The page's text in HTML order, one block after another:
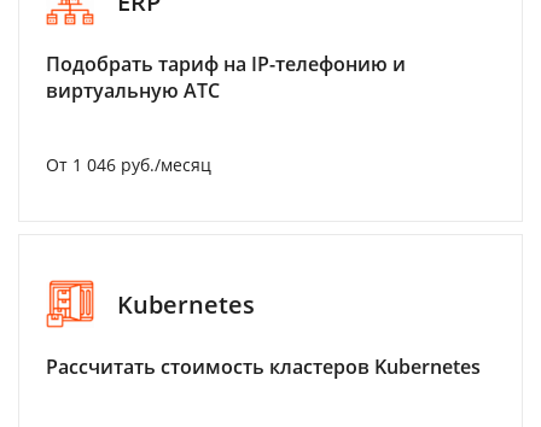
Подобрать тариф на IP-телефонию и
виртуальную АТС
От 1 046 руб./месяц
Kubernetes
Рассчитать стоимость кластеров Kubernetes